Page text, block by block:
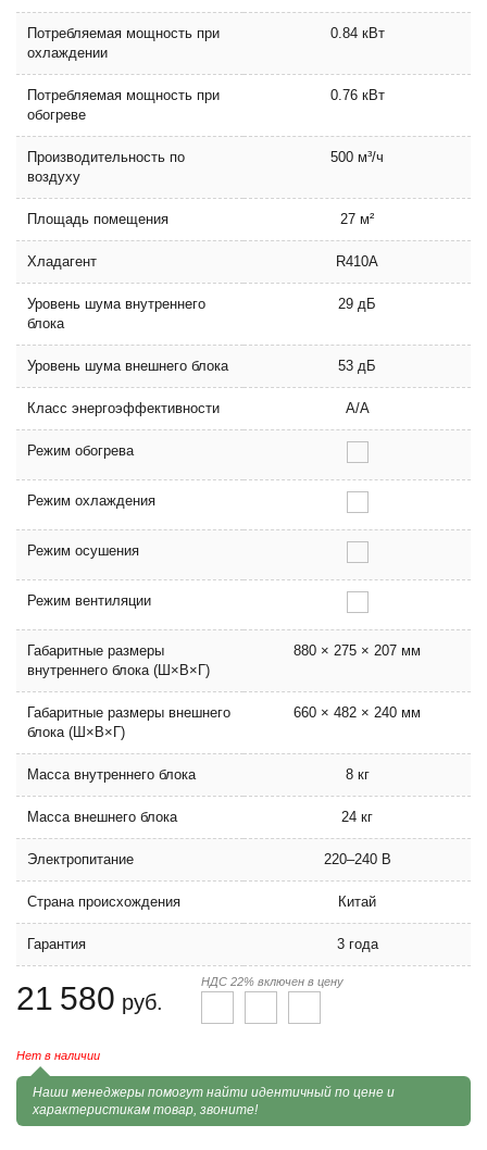
Потребляемая мощность при
охлаждении
0.84 кВт
Потребляемая мощность при
обогреве
0.76 кВт
Производительность по
воздуху
500 м³/ч
Площадь помещения 27 м²
Хладагент R410A
Уровень шума внутреннего
блока
29 дБ
Уровень шума внешнего блока 53 дБ
Класс энергоэффективности A/A
Режим обогрева
Режим охлаждения
Режим осушения
Режим вентиляции
Габаритные размеры
внутреннего блока (Ш×В×Г)
880 × 275 × 207 мм
Габаритные размеры внешнего
блока (Ш×В×Г)
660 × 482 × 240 мм
Масса внутреннего блока 8 кг
Масса внешнего блока 24 кг
Электропитание 220–240 В
Страна происхождения Китай
Гарантия 3 года
21 580 руб.
НДС 22% включен в цену
Нет в наличии
Наши менеджеры помогут найти идентичный по цене и
характеристикам товар, звоните!